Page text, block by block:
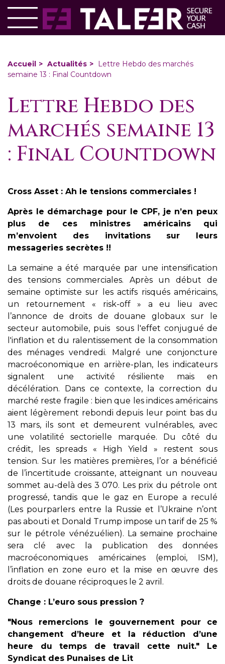
Aller
au
contenu
You
are
here
Accueil Actualités
Lettre Hebdo des marchés
semaine 13 : Final Countdown
Lettre Hebdo des
marchés semaine 13
: Final Countdown
Cross Asset : Ah le tensions commerciales !
Après le démarchage pour le CPF, je n’en peux
plus de ces ministres américains qui
m’envoient des invitations sur leurs
messageries secrètes !!
La semaine a été marquée par une intensification
des tensions commerciales. Après un début de
semaine optimiste sur les actifs risqués américains,
un retournement « risk-off » a eu lieu avec
l’annonce de droits de douane globaux sur le
secteur automobile, puis
sous l'effet conjugué de
l'inflation et du ralentissement de la consommation
des ménages vendredi. Malgré une conjoncture
macroéconomique en arrière-plan, les indicateurs
signalent une activité résiliente mais en
décélération. Dans ce contexte, la correction du
marché reste fragile : bien que les indices américains
aient légèrement rebondi depuis leur point bas du
13 mars, ils sont et demeurent vulnérables, avec
une volatilité sectorielle marquée. Du côté du
crédit, les spreads « High Yield » restent sous
tension. Sur les matières premières, l’or a bénéficié
de l’incertitude croissante, atteignant un nouveau
sommet au-delà des 3 070. Les prix du pétrole ont
progressé, tandis que le gaz en Europe a reculé
(Les pourparlers entre la Russie et l’Ukraine n’ont
pas abouti et Donald Trump impose un tarif de 25 %
sur le pétrole vénézuélien). La semaine prochaine
sera clé avec la publication des données
macroéconomiques américaines (emploi, ISM),
l’inflation en zone euro et la mise en œuvre des
droits de douane réciproques le 2 avril.
Change : L’euro sous pression ?
"Nous remercions le gouvernement pour ce
changement d’heure et la réduction d’une
heure du temps de travail cette nuit." Le
Syndicat des Punaises de Lit
Panneau de gestion des cookies